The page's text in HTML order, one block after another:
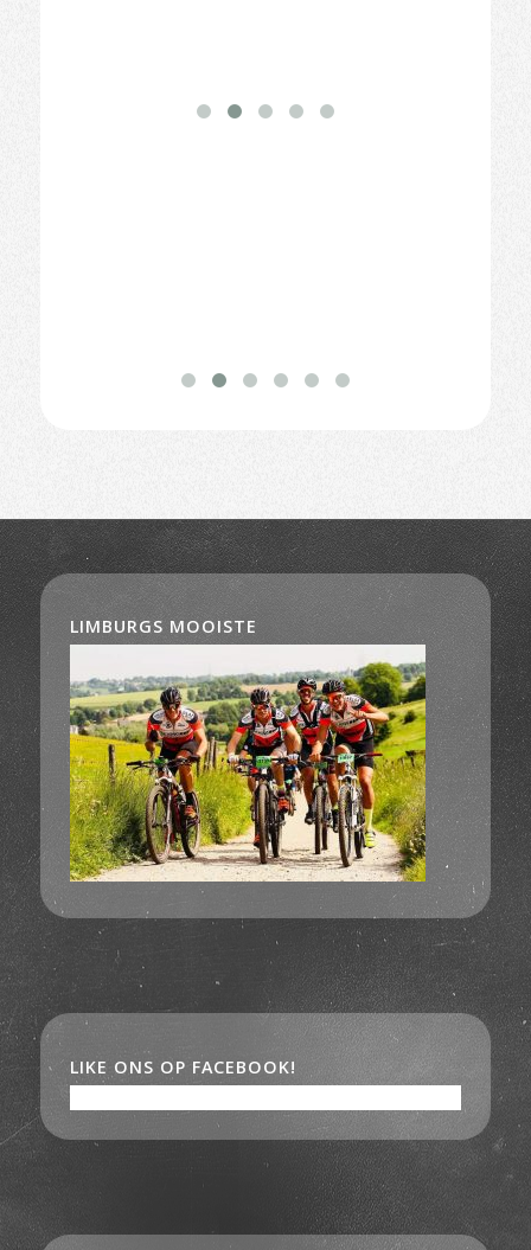
LIMBURGS MOOISTE
LIKE ONS OP FACEBOOK!